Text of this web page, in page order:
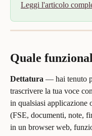
Leggi l'articolo
Quale
Dettatura — hai tenuto
trascrivere la tua voce
in qualsiasi applicazione
(FSE, documenti, note,
in un browser web,